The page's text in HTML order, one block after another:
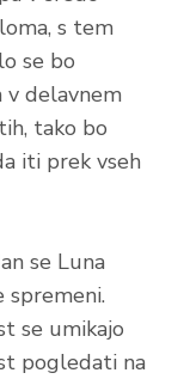
s tem
se bo
delavnem
tako bo
iti prek vseh
se Luna
spremeni.
se umikajo
pogledati na